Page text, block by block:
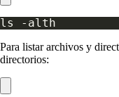
Para listar archivos y
directorios: